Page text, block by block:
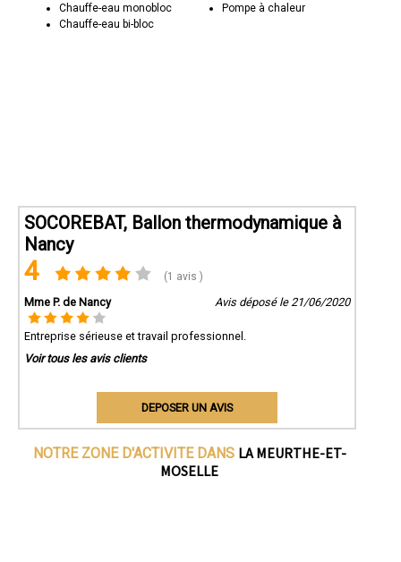
Chauffe-eau monobloc
Chauffe-eau bi-bloc
Pompe à chaleur
SOCOREBAT, Ballon thermodynamique à
Nancy
4 (1 avis )
Mme P. de Nancy Avis déposé le 21/06/2020
Entreprise sérieuse et travail professionnel.
Voir tous les avis clients
DEPOSER UN AVIS
NOTRE ZONE D'ACTIVITE DANS LA MEURTHE-ET-
MOSELLE